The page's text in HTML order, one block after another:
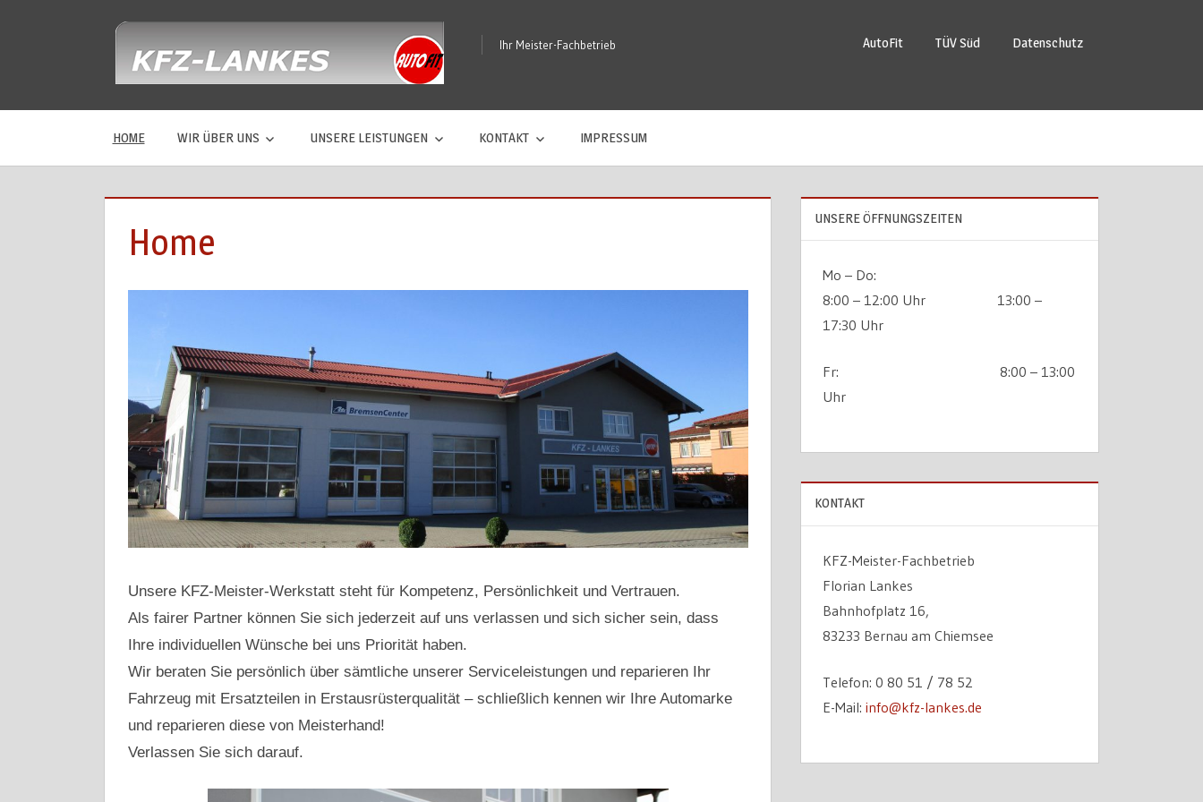
KFZ-
Florian
Lankes
Ihr Meister-Fachbetrieb AutoFit TÜV Süd Datenschutz
HOME WIR ÜBER UNS UNSERE LEISTUNGEN KONTAKT IMPRESSUM
Home
Unsere KFZ-Meister-Werkstatt steht für Kompetenz, Persönlichkeit und Vertrauen.
Als fairer Partner können Sie sich jederzeit auf uns verlassen und sich sicher sein, dass
Ihre individuellen Wünsche bei uns Priorität haben.
Wir beraten Sie persönlich über sämtliche unserer Serviceleistungen und reparieren Ihr
Fahrzeug mit Ersatzteilen in Erstausrüsterqualität – schließlich kennen wir Ihre Automarke
und reparieren diese von Meisterhand!
Verlassen Sie sich darauf.
UNSERE ÖFFNUNGSZEITEN
Mo – Do:
8:00 – 12:00 Uhr 13:00 –
17:30 Uhr
Fr: 8:00 – 13:00
Uhr
KONTAKT
KFZ-Meister-Fachbetrieb
Florian Lankes
Bahnhofplatz 16,
83233 Bernau am Chiemsee
Telefon: 0 80 51 / 78 52
E-Mail:info@kfz-lankes.de